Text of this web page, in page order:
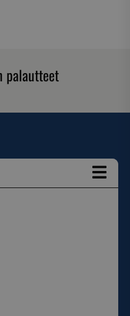
palautteet